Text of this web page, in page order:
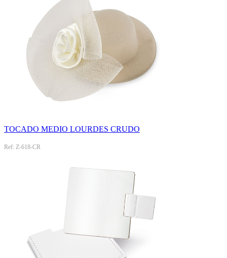
TOCADO MEDIO LOURDES CRUDO
Ref: Z-618-CR